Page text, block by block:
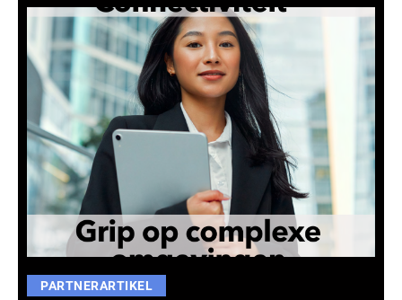
PARTNERARTIKEL